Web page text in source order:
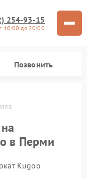
254-93-15
10:00 до 20:00
Позвонить
в Перми
Kugoo